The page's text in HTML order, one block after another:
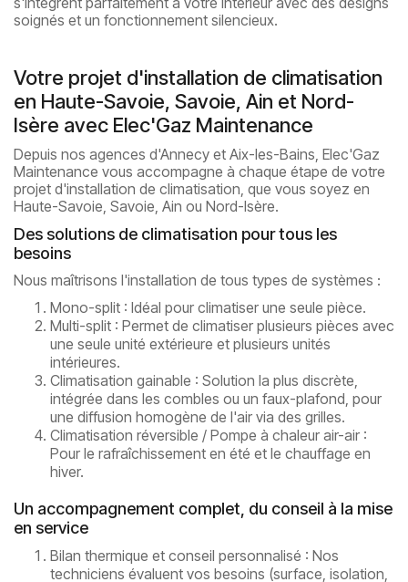
soignés et un fonctionnement silencieux.
Votre projet d'installation de climatisation
en Haute-Savoie, Savoie, Ain et Nord-
Isère avec Elec'Gaz Maintenance
Depuis nos agences d'Annecy et Aix-les-Bains, Elec'Gaz
Maintenance vous accompagne à chaque étape de votre
projet d'installation de climatisation, que vous soyez en
Haute-Savoie, Savoie, Ain ou Nord-Isère.
Des solutions de climatisation pour tous les
besoins
Nous maîtrisons l'installation de tous types de systèmes :
Mono-split : Idéal pour climatiser une seule pièce.
Multi-split : Permet de climatiser plusieurs pièces avec
une seule unité extérieure et plusieurs unités
intérieures.
Climatisation gainable : Solution la plus discrète,
intégrée dans les combles ou un faux-plafond, pour
une diffusion homogène de l'air via des grilles.
Climatisation réversible / Pompe à chaleur air-air :
Pour le rafraîchissement en été et le chauffage en
hiver.
Un accompagnement complet, du conseil à la mise
en service
Bilan thermique et conseil personnalisé : Nos
techniciens évaluent vos besoins (surface, isolation,